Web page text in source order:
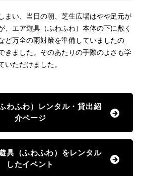
まい、当日の朝、芝生広場はやや足元が
、エア遊具（ふわふわ）本体の下に敷く
ど万全の雨対策を準備していましたの
きました。そのあたりの手際のよさも学
いただけました。
わふわ）レンタル・貸出紹
介ページ
具（ふわふわ）をレンタル
したイベント